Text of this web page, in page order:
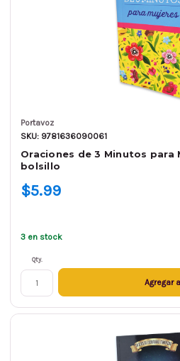
Portavoz
SKU: 9781636090061
Oraciones de 3 Minutos para
bolsillo
$5.99
3 en stock
Qty.
Agregar